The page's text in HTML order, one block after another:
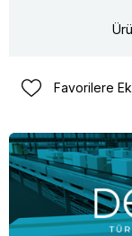
Favorilere